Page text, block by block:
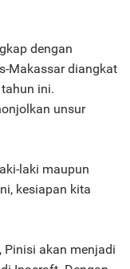
dengan
Makassar diangkat
ini.
unsur
laki maupun
kesiapan kita
Pinisi akan menjadi